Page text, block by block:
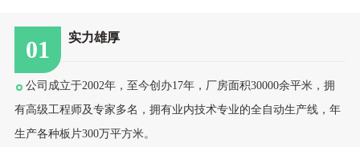
01 实力雄厚
公司成立于2002年，至今创办17年，厂房面积30000余平米，拥
有高级工程师及专家多名，拥有业内技术专业的全自动生产线，年
生产各种板片300万平方米。